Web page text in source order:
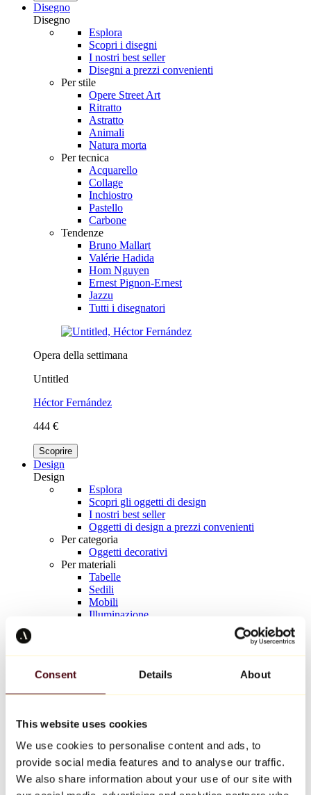
Consent Details About
This website uses cookies
We use cookies to personalise content and ads, to
provide social media features and to analyse our traffic.
We also share information about your use of our site with
Disegno
Disegno
Esplora
Scopri i disegni
I nostri best seller
Disegni a prezzi convenienti
Per stile
Opere Street Art
Ritratto
Astratto
Animali
Natura morta
Per tecnica
Acquarello
Collage
Inchiostro
Pastello
Carbone
Tendenze
Bruno Mallart
Valérie Hadida
Hom Nguyen
Ernest Pignon-Ernest
Jazzu
Tutti i disegnatori
Opera della settimana
Untitled
Héctor Fernández
444 €
Scoprire
Design
Design
Esplora
Scopri gli oggetti di design
I nostri best seller
Oggetti di design a prezzi convenienti
Per categoria
Oggetti decorativi
Per materiali
Tabelle
Sedili
Mobili
Illuminazione
Keith Haring
Tutti i designer
Opera della settimana